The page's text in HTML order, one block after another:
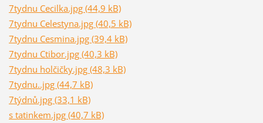
7tydnu Cecilka.jpg (44,9 kB)
7tydnu Celestyna.jpg (40,5 kB)
7tydnu Cesmina.jpg (39,4 kB)
7tydnu Ctibor.jpg (40,3 kB)
7tydnu holčičky.jpg (48,3 kB)
7tydnu..jpg (44,7 kB)
7týdnů.jpg (33,1 kB)
s tatinkem.jpg (40,7 kB)